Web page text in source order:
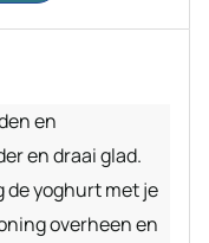
en
en draai glad.
de yoghurt met je
overheen en